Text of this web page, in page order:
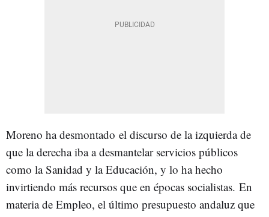
Moreno ha desmontado el discurso de la izquierda de
que la derechaibaa desmantelar servicios públicos
como laSanidad y la Educación, y lo ha hecho
invirtiendo más recursos que en épocas socialistas. En
materia de Empleo, el último presupuesto andaluz que